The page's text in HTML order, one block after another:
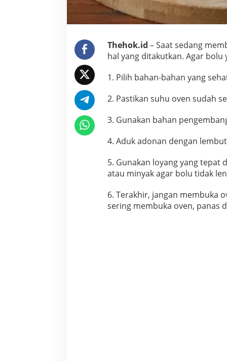
a
t
Thehok.id – Saat sedang
hal yang ditakutkan. Agar
1. Pilih bahan-bahan yang
2. Pastikan suhu oven sudah
3. Gunakan bahan
4. Aduk adonan dengan
5. Gunakan loyang yang tepat
atau minyak agar bolu tidak
6. Terakhir, jangan membuka
sering membuka oven, panas